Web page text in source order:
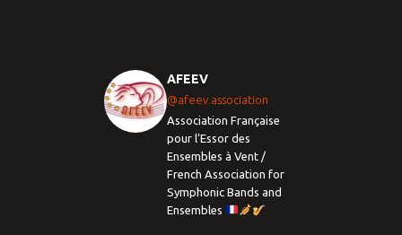
AFEEV
@afeev.association
Association Française
pour l’Essor des
Ensembles à Vent /
French Association for
Symphonic Bands and
Ensembles